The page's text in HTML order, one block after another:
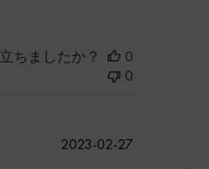
ちましたか？
0
0
公
2023-02-27